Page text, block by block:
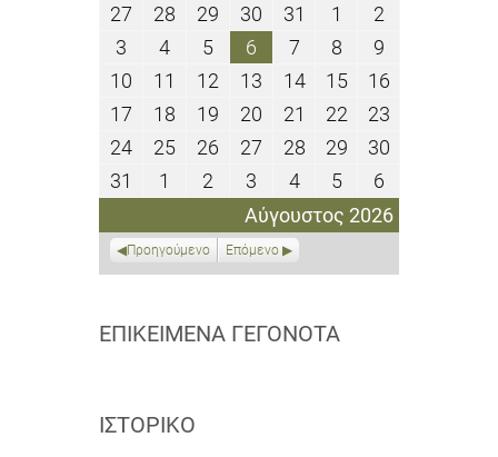
Αύγουστος 2026
27
Ιουλίου
2026
28
Ιουλίου
2026
29
Ιουλίου
2026
30
Ιουλίου
2026
31
Ιουλίου
2026
1
Αυγούστου
2026
22
3
Αυγούστου
2026
44
Αυγούστου
2026
55
Αυγούστου
2026
6
Αυγούστου
2026
77
Αυγούστου
2026
88
Αυγούστου
2026
99
Αυγούστου
2026
10
Αυγούστου
2026
11
Αυγούστου
2026
12
Αυγούστου
2026
13
Αυγούστου
2026
1414
Αυγούστου
2026
1515
Αυγούστου
2026
1616
Αυγούστου
2026
17
Αυγούστου
2026
18
Αυγούστου
2026
19
Αυγούστου
2026
20
Αυγούστου
2026
21
Αυγούστου
2026
2222
Αυγούστου
2026
2323
2026
2424
Αυγούστου
2026
2525
Αυγούστου
2026
26
Αυγούστου
2026
27
Αυγούστου
2026
2828
Αυγούστου
2026
2929
Αυγούστου
2026
3030
2026
31
Αυγούστου
1
Σεπτεμβρίου
2
Σεπτεμβρίου
2026
3
Σεπτεμβρίου
2026
44
Σεπτεμβρίου
2026
55
Σεπτεμβρίου
2026
66
2026
Προηγούμενο Επόμενο
ΕΠΙΚΕΊΜΕΝΑ ΓΕΓΟΝΌΤΑ
ΙΣΤΟΡΙΚΌ